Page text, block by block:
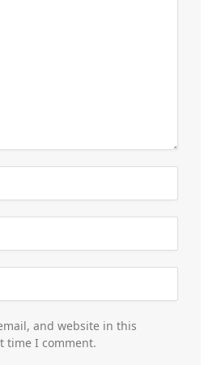
and website in this
time I comment.